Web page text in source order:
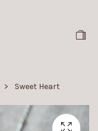
Sweet Heart